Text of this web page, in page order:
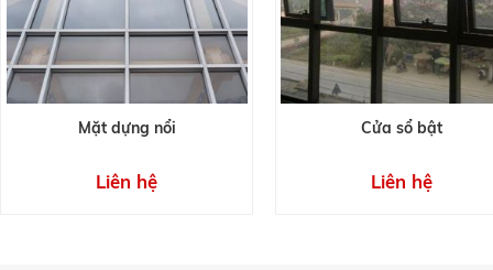
Mặt dựng nổi
Liên hệ
Cửa sổ bật
Liên hệ